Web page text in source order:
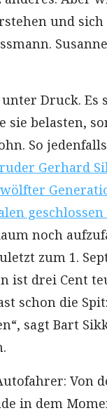
und
Druck.
sie belasten,
So
Gerhard
geschlossen
noch
zum 1.
ist drei Cent
schon die
sagt Bart
Von
in dem